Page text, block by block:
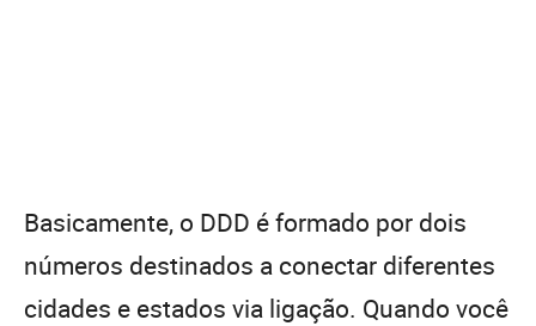
Basicamente, o DDD é formado por dois
números destinados a conectar diferentes
cidades e estados via ligação. Quando você